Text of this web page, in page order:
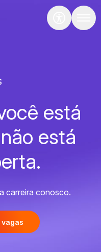
está
está
carreira conosco.